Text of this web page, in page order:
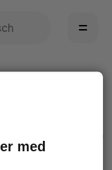
avhjälpa det.
försök igen
med